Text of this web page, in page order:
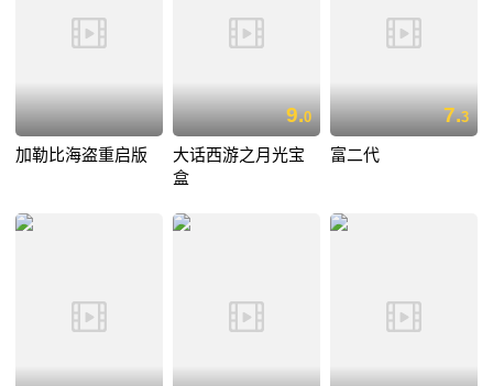
加勒比海盗重启版
9.0
大话西游之月光宝
盒
7.3
富二代